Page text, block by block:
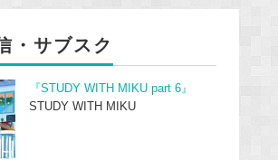
・サブスク
『STUDY WITH MIKU part 6』
STUDY WITH MIKU